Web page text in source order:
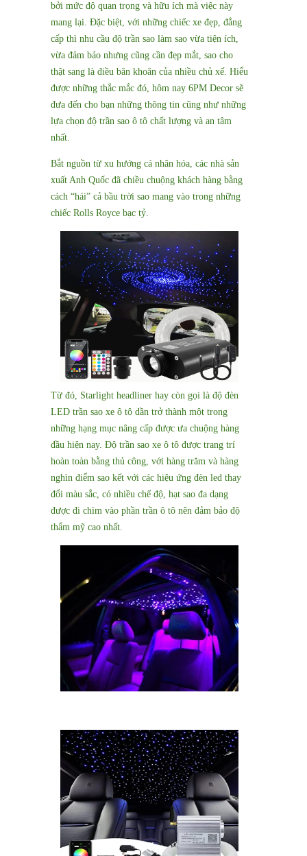
bởi mức độ quan trọng và hữu ích mà việc này
mang lại. Đặc biệt, với những chiếc xe đẹp, đẳng
cấp thì nhu cầu độ trần sao làm sao vừa tiện ích,
vừa đảm bảo nhưng cũng cần đẹp mắt, sao cho
thật sang là điều băn khoăn của nhiều chủ xế. Hiểu
được những thắc mắc đó, hôm nay 6PM Decor sẽ
đưa đến cho bạn những thông tin cũng như những
lựa chọn độ trần sao ô tô chất lượng và an tâm
nhất.
Bắt nguồn từ xu hướng cá nhân hóa, các nhà sản
xuất Anh Quốc đã chiều chuộng khách hàng bằng
cách “hái” cả bầu trời sao mang vào trong những
chiếc Rolls Royce bạc tỷ.
Từ đó, Starlight headliner hay còn gọi là độ đèn
LED trần sao xe ô tô dần trở thành một trong
những hạng mục nâng cấp được ưa chuộng hàng
đầu hiện nay. Độ trần sao xe ô tô được trang trí
hoàn toàn bằng thủ công, với hàng trăm và hàng
nghìn điểm sao kết với các hiệu ứng đèn led thay
đổi màu sắc, có nhiều chế độ, hạt sao đa dạng
được đi chìm vào phần trần ô tô nên đảm bảo độ
thẩm mỹ cao nhất.